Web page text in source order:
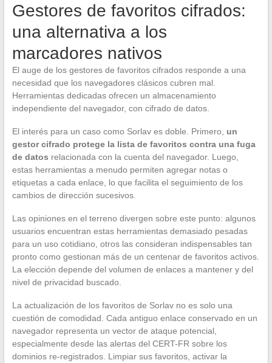
Gestores de favoritos cifrados:
una alternativa a los
marcadores nativos
El auge de los gestores de favoritos cifrados responde a una
necesidad que los navegadores clásicos cubren mal.
Herramientas dedicadas ofrecen un almacenamiento
independiente del navegador, con cifrado de datos.
El interés para un caso como Sorlav es doble. Primero, un
gestor cifrado protege la lista de favoritos contra una fuga
de datos relacionada con la cuenta del navegador. Luego,
estas herramientas a menudo permiten agregar notas o
etiquetas a cada enlace, lo que facilita el seguimiento de los
cambios de dirección sucesivos.
Las opiniones en el terreno divergen sobre este punto: algunos
usuarios encuentran estas herramientas demasiado pesadas
para un uso cotidiano, otros las consideran indispensables tan
pronto como gestionan más de un centenar de favoritos activos.
La elección depende del volumen de enlaces a mantener y del
nivel de privacidad buscado.
La actualización de los favoritos de Sorlav no es solo una
cuestión de comodidad. Cada antiguo enlace conservado en un
navegador representa un vector de ataque potencial,
especialmente desde las alertas del CERT-FR sobre los
dominios re-registrados. Limpiar sus favoritos, activar la